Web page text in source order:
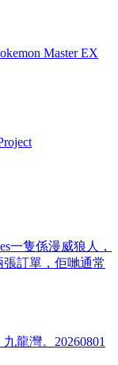
Master EX
一隻係漫威狼人，
訂單，佢哋通常
龍灣。20260801